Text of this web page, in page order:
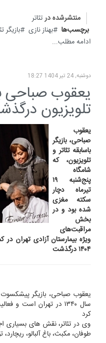
منتشرشده درتئاتر
برچسب‌ها
بهناز نازی بازیگر
ادامه مطلب...
دوشنبه, 24 تیر 1404 18:27
یعقوب صباحی
تلویزیون
یعقوب
صباحی، بازیگر
باسابقه تئاتر و
تلویزیون، که
شامگاه
پنج‌شنبه ۱۹
تیرماه دچار
سکته مغزی
شده بود و در
بخش
مراقبت‌های
۱۴۰۴ درگذشت
یعقوب صباحی، بازیگر پیشکسوت
کرد
وی در تئاتر، نقش های بسیاری
طوفان، مکبث، باغ آلبالو،